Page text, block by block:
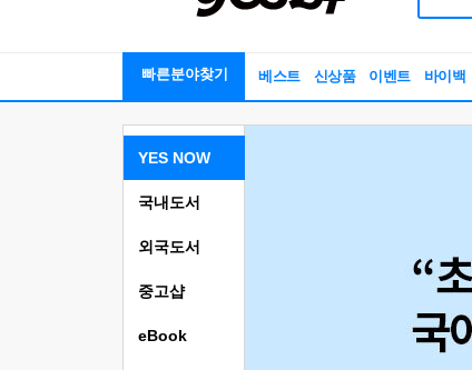
빠른분야찾기 베스트 신상품 이벤트 바이백
YES NOW
국내도서
외국도서
중고샵
eBook